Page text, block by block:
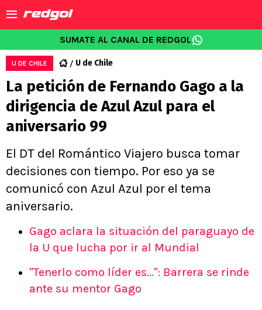
SUMATE AL CANAL DE REDGOL
U DE CHILE U de Chile
La petición de Fernando Gago a la
dirigencia de Azul Azul para el
aniversario 99
El DT del Romántico Viajero busca tomar
decisiones con tiempo. Por eso ya se
comunicó con Azul Azul por el tema
aniversario.
Gago aclara la situación del paraguayo de
la U que lucha por ir al Mundial
"Tenerlo como líder es...": Barrera se rinde
ante su mentor Gago